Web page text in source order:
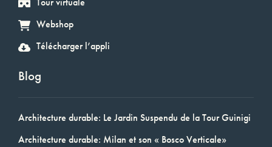
Webshop
Télécharger l’appli
Blog
Architecture durable: Le Jardin Suspendu de la Tour Guinigi
Architecture durable: Milan et son « Bosco Verticale»